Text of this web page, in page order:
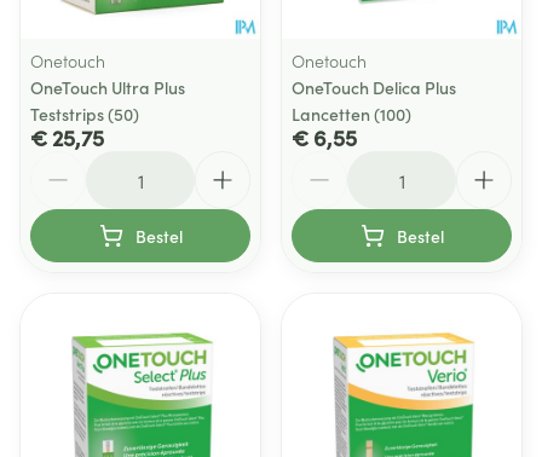
Onetouch
OneTouch Ultra Plus
Teststrips (50)
€ 25,75
Bestel
Onetouch
OneTouch Delica Plus
Lancetten (100)
€ 6,55
Bestel